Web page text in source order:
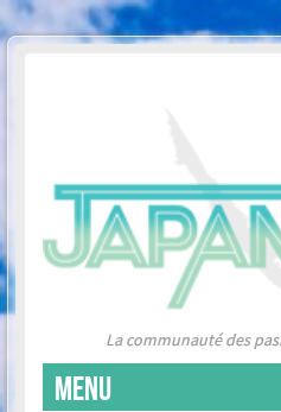
La communauté des
MENU